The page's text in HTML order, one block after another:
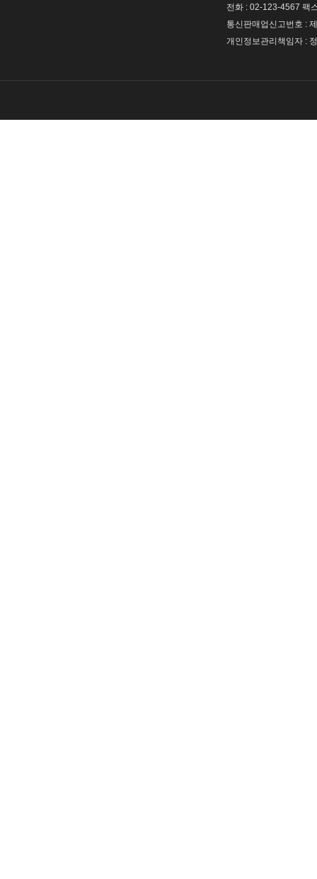
전화 : 02-123-4567 팩
통신판매업신고번호 :
개인정보관리책임자 :